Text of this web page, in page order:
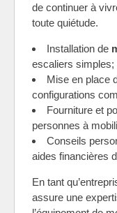
de continuer à
toute quiétude.
Installation de
escaliers simples;
Mise en place
configurations
Fourniture et
personnes à
Conseils
aides financières
En tant
assure une